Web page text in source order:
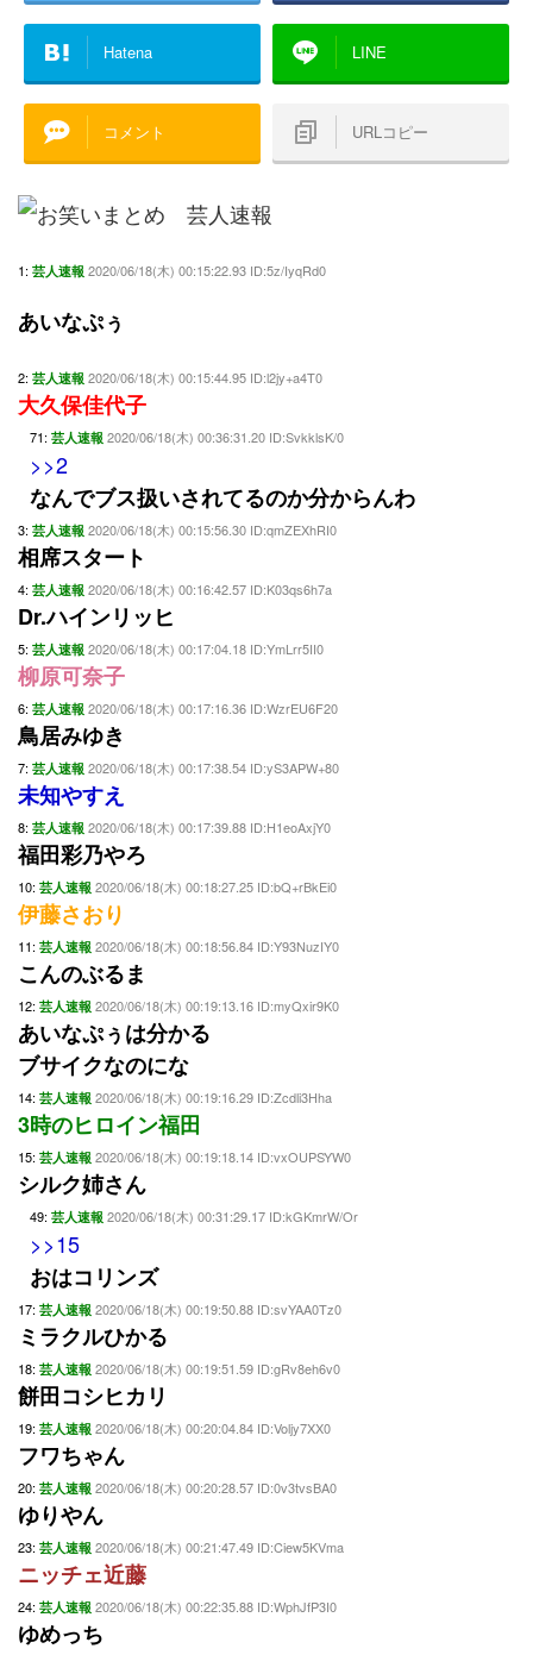
Hatena LINE
コメント URLコピー
1: 芸人速報 2020/06/18(木) 00:15:22.93 ID:5z/IyqRd0
あいなぷぅ
2: 芸人速報 2020/06/18(木) 00:15:44.95 ID:l2jy+a4T0
大久保佳代子
71: 芸人速報 2020/06/18(木) 00:36:31.20 ID:SvkklsK/0
>>2
なんでブス扱いされてるのか分からんわ
3: 芸人速報 2020/06/18(木) 00:15:56.30 ID:qmZEXhRI0
相席スタート
4: 芸人速報 2020/06/18(木) 00:16:42.57 ID:K03qs6h7a
Dr.ハインリッヒ
5: 芸人速報 2020/06/18(木) 00:17:04.18 ID:YmLrr5II0
柳原可奈子
6: 芸人速報 2020/06/18(木) 00:17:16.36 ID:WzrEU6F20
鳥居みゆき
7: 芸人速報 2020/06/18(木) 00:17:38.54 ID:yS3APW+80
未知やすえ
8: 芸人速報 2020/06/18(木) 00:17:39.88 ID:H1eoAxjY0
福田彩乃やろ
10: 芸人速報 2020/06/18(木) 00:18:27.25 ID:bQ+rBkEi0
伊藤さおり
11: 芸人速報 2020/06/18(木) 00:18:56.84 ID:Y93NuzIY0
こんのぶるま
12: 芸人速報 2020/06/18(木) 00:19:13.16 ID:myQxir9K0
あいなぷぅは分かる
ブサイクなのにな
14: 芸人速報 2020/06/18(木) 00:19:16.29 ID:Zcdli3Hha
3時のヒロイン福田
15: 芸人速報 2020/06/18(木) 00:19:18.14 ID:vxOUPSYW0
シルク姉さん
49: 芸人速報 2020/06/18(木) 00:31:29.17 ID:kGKmrW/Or
>>15
おはコリンズ
17: 芸人速報 2020/06/18(木) 00:19:50.88 ID:svYAA0Tz0
ミラクルひかる
18: 芸人速報 2020/06/18(木) 00:19:51.59 ID:gRv8eh6v0
餅田コシヒカリ
19: 芸人速報 2020/06/18(木) 00:20:04.84 ID:Voljy7XX0
フワちゃん
20: 芸人速報 2020/06/18(木) 00:20:28.57 ID:0v3tvsBA0
ゆりやん
23: 芸人速報 2020/06/18(木) 00:21:47.49 ID:Ciew5KVma
ニッチェ近藤
24: 芸人速報 2020/06/18(木) 00:22:35.88 ID:WphJfP3I0
ゆめっち